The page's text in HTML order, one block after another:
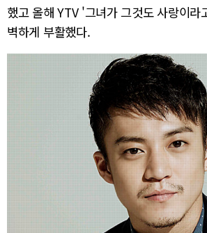
했고 올해 YTV '그녀가 그것도 사랑이라
벽하게 부활했다.